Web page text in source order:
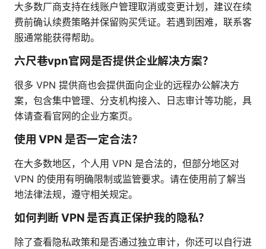
大多数厂商支持在线账户管理取消或变更计划，建议在续
费前确认续费策略并保留购买凭证。若遇到困难，联系客
服通常能获得帮助。
六尺巷vpn官网是否提供企业解决方案？
很多 VPN 提供商也会提供面向企业的远程办公解决方
案，包含集中管理、分支机构接入、日志审计等功能，具
体请查看官网的企业方案页。
使用 VPN 是否一定合法？
在大多数地区，个人用 VPN 是合法的，但部分地区对
VPN 的使用有明确限制或监管要求。请在使用前了解当
地法律法规，遵守相关规定。
如何判断 VPN 是否真正保护我的隐私？
除了查看隐私政策和是否通过独立审计，你还可以自行进